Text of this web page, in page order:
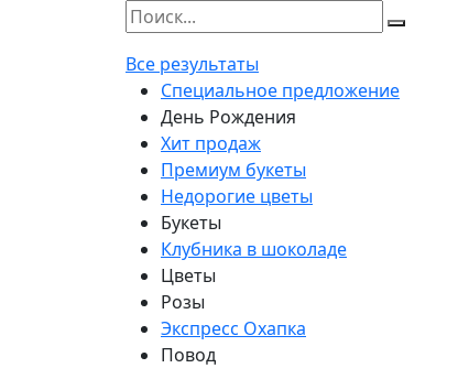
Все результаты
Специальное предложение
День Рождения
Хит продаж
Премиум букеты
Недорогие цветы
Букеты
Клубника в шоколаде
Цветы
Розы
Экспресс Охапка
Повод